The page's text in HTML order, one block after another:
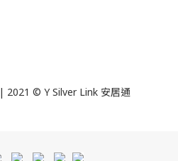
| 2021 © Y Silver Link 安居通